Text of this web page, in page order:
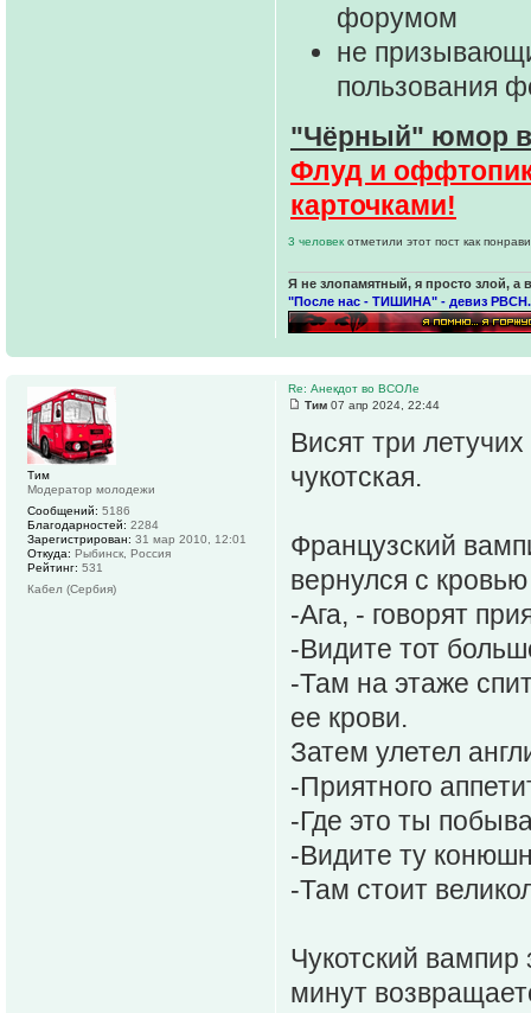
форумом
не
пользования
"Чёрный" юмор в
Флуд и оффтопик
карточками!
3 человек отметили этот пост как
Я не злопамятный, я просто злой, а
"После нас - ТИШИНА" - девиз РВСН.
Re: Анекдот во ВСОЛе
Тим 07 апр 2024, 22:44
Висят три
чукотская.
Французский
вернулся с
-Ага, - говорят
-Видите тот
-Там на этаже
ее крови.
Затем улетел
-Приятного
-Где это ты
-Видите ту
-Там стоит
Чукотский вампир
минут
Тим
Модератор молодежи
Сообщений: 5186
Благодарностей: 2284
Зарегистрирован: 31 мар 2010, 12:01
Откуда: Рыбинск, Россия
Рейтинг: 531
Кабел (Сербия)